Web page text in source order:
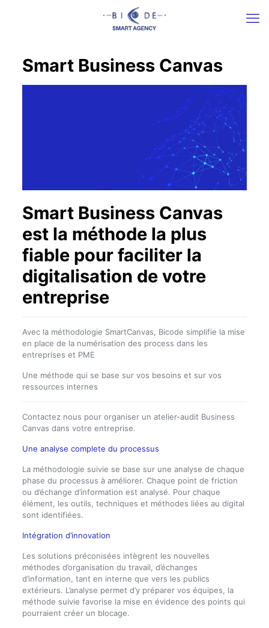
Smart Business Canvas
Smart Business Canvas
est la méthode la plus
fiable pour faciliter la
digitalisation de votre
entreprise
Avec la méthodologie SmartCanvas, Bicode simplifie la mise
en place de la numérisation des process dans les
entreprises et PME
Une méthode qui se base sur vos besoins et sur vos
ressources internes
Contactez nous pour organiser un atelier-audit Business
Canvas dans votre entreprise.
Une analyse complete du processus
La méthodologie suivie se base sur une analyse de chaque
phase du processus à améliorer. Chaque point de friction
ou d’échange d’information est analysé. Pour chaque
élément, les outils, techniques et méthodes liées au digital
sont identifiées.
Intégration d’innovation
Les solutions préconisées intègrent les nouvelles
méthodes d’organisation du travail, d’échanges
d’information, tant en interne que vers les publics
extérieurs. L’analyse permet d’y préparer vos équipes, la
méthode suivie favorise la mise en évidence des points qui
pourraient créer un blocage.